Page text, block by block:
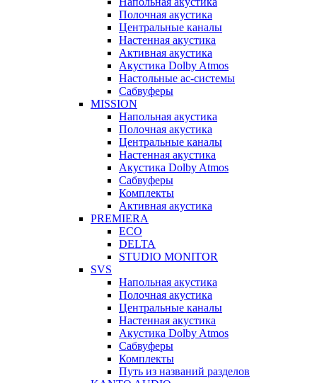
Полочная акустика
Центральные каналы
Настенная акустика
Активная акустика
Акустика Dolby Atmos
Настольные ас-системы
Сабвуферы
MISSION
Напольная акустика
Полочная акустика
Центральные каналы
Настенная акустика
Акустика Dolby Atmos
Сабвуферы
Комплекты
Активная акустика
PREMIERA
ECO
DELTA
STUDIO MONITOR
SVS
Напольная акустика
Полочная акустика
Центральные каналы
Настенная акустика
Акустика Dolby Atmos
Сабвуферы
Комплекты
Путь из названий разделов